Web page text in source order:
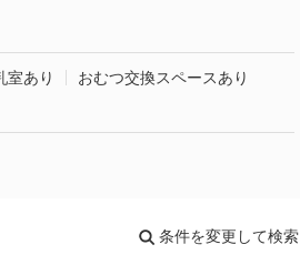
室あり
おむつ交換スペースあり
条件を変更して検索